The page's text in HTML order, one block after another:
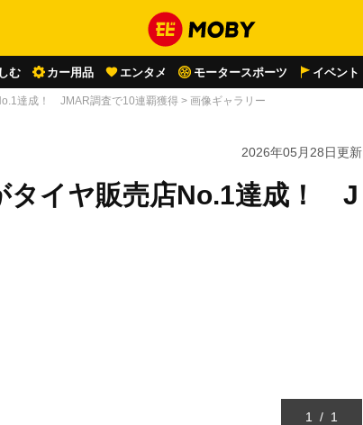
む カー用品 エンタメ モータースポーツ イベント
達成！ JMAR調査で10連覇獲得 > 画像ギャラリー
2026年05月28日更新
タイヤ販売店No.1達成！ J
1 / 1